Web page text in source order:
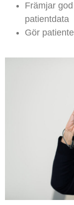
Främjar
patientdata
Gör